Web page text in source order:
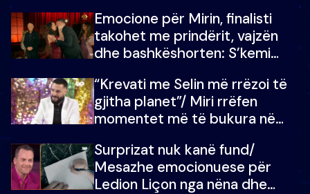
çmimin e madh
Emocione për Mirin, finalisti
takohet me prindërit, vajzën
dhe bashkëshorten: S’kemi
“Krevati me Selin më rrëzoi të
gjitha planet”/ Miri rrëfen
momentet më të bukura në
mungojë zilja e mëngjesit kur…
Surprizat nuk kanë fund/
Mesazhe emocionuese për
Ledion Liçon nga nëna dhe